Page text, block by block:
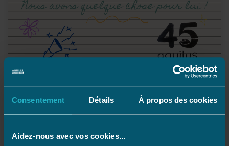
Consentement Détails À propos des cookies
Aidez-nous avec vos cookies...
1 dessin, 1 ballon !
l’opération : 1 dessin, 1 ballon.